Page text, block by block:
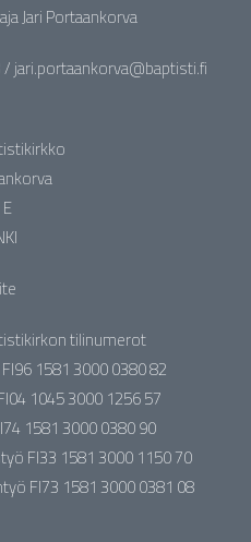
Jari Portaankorva
/ jari.portaankorva@baptisti.fi
tilinumerot
1581 3000 0380 82
1045 3000 1256 57
1581 3000 0380 90
FI33 1581 3000 1150 70
FI73 1581 3000 0381 08